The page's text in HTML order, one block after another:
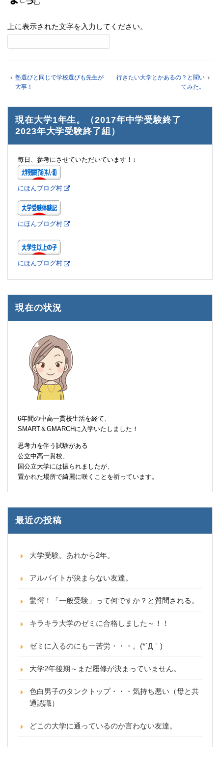
上に表示された文字を入力してください。
塾選びと同じで学校選びも先生が
大事！
行きたい大学とかあるの？と聞い
てみた。
現在大学1年生。（2017年中学受験終了
2023年大学受験終了組）
毎日、参考にさせていただいています！↓
にほんブログ村
にほんブログ村
にほんブログ村
現在の状況
6年間の中高一貫校生活を経て、
SMART＆GMARCHに入学いたしました！
思考力を伴う試験がある
公立中高一貫校、
国公立大学には振られましたが、
置かれた場所で綺麗に咲くことを祈っています。
最近の投稿
大学受験。あれから2年。
アルバイトが決まらない友達。
驚愕！「一般受験」って何ですか？と質問される。
キラキラ大学のゼミに合格しました～！！
ゼミに入るのにも一苦労・・・。(*´Д｀)
大学2年後期～まだ履修が決まっていません。
色白男子のタンクトップ・・・気持ち悪い（母と共
通認識）
どこの大学に通っているのか言わない友達。